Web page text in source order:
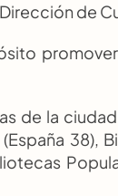
de
de la
38),